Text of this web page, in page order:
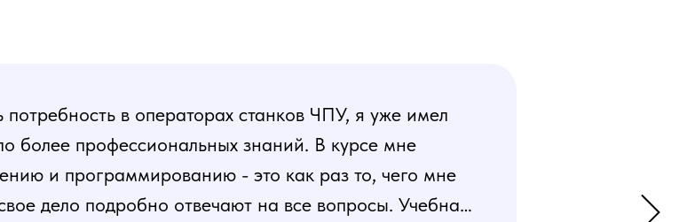
в операторах станков ЧПУ, я уже имел
более профессиональных знаний. В курсе мне
и программированию - это как раз то, чего мне
дело подробно отвечают на все вопросы. Учебная